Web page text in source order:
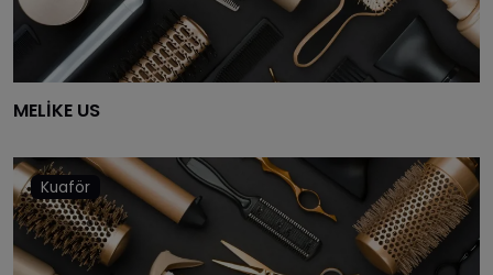
MELİKE US
Kuaför